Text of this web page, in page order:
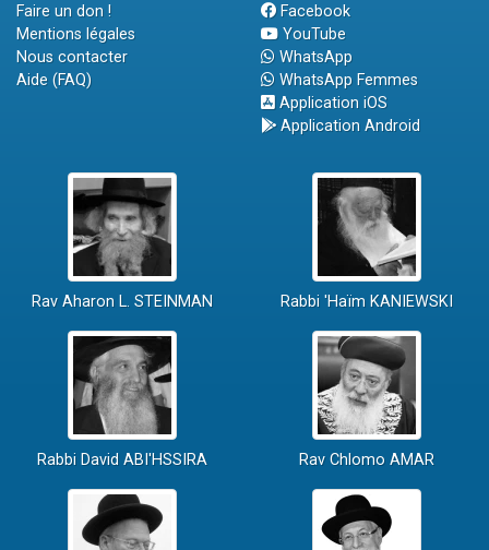
Faire un don !
Mentions légales
Nous contacter
Aide (FAQ)
Facebook
YouTube
WhatsApp
WhatsApp Femmes
Application iOS
Application Android
Rav Aharon L. STEINMAN Rabbi 'Haïm KANIEWSKI
Rabbi David ABI'HSSIRA Rav Chlomo AMAR